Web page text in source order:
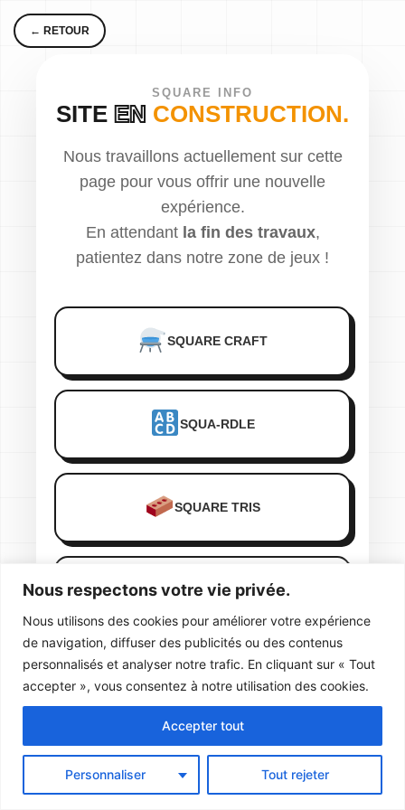
Nous respectons votre vie privée.
Nous utilisons des cookies pour améliorer votre expérience
de navigation, diffuser des publicités ou des contenus
personnalisés et analyser notre trafic. En cliquant sur « Tout
accepter », vous consentez à notre utilisation des cookies.
Personnaliser Tout rejeter
Accepter tout
← RETOUR
SQUARE INFO
SITE EN CONSTRUCTION.
Nous travaillons actuellement sur cette
page pour vous offrir une nouvelle
expérience.
En attendant la fin des travaux,
patientez dans notre zone de jeux !
SQUARE CRAFT
SQUA-RDLE
SQUARE TRIS
PIXEL ART